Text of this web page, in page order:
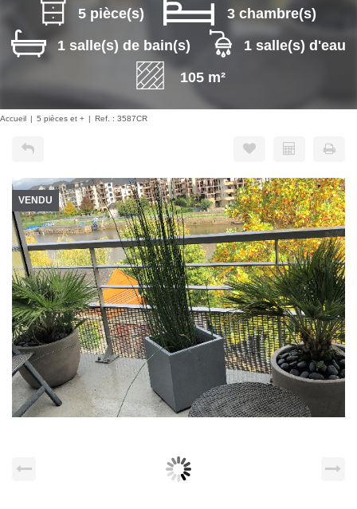
5 pièce(s)
3 chambre(s)
1 salle(s) de bain(s)
1 salle(s) d'eau
105 m²
Accueil 5 pièces et + Ref. : 3587CR
VENDU